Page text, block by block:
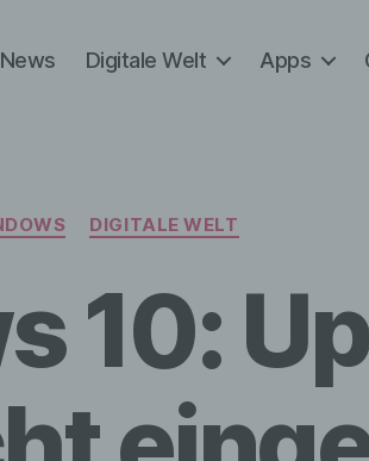
News Digitale Welt Apps
Kategorien
DIGITALE WELT
10: